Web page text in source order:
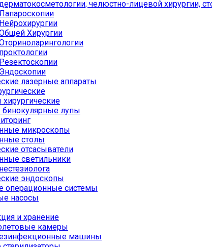
челюстно-лицевой хирургии,
Хирургии
лазерные аппараты
лупы
микроскопы
столы
отсасыватели
светильники
эндоскопы
операционные системы
насосы
и хранение
камеры
машины